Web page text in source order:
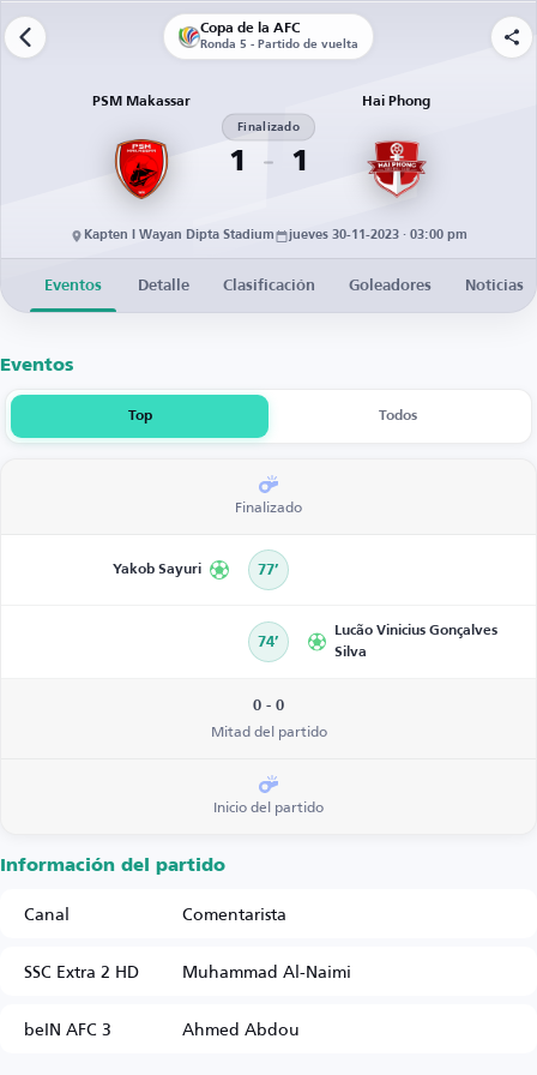
Copa de la AFC
Ronda 5 - Partido de vuelta
PSM Makassar
1
Finalizado
1
Hai Phong
Kapten I Wayan Dipta Stadium jueves 30-11-2023 · 03:00 pm
Eventos Detalle Clasificación Goleadores Noticias
Eventos
Top Todos
Finalizado
Yakob Sayuri 77’
74’
Lucão Vinicius Gonçalves
Silva
0 - 0
Mitad del partido
Inicio del partido
Información del partido
Canal
Comentarista
SSC Extra 2 HD
Muhammad Al-Naimi
beIN AFC 3
Ahmed Abdou